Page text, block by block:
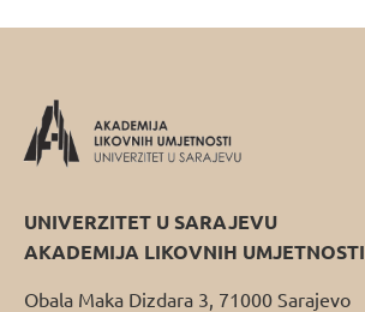
UNIVERZITET U SARAJEVU
AKADEMIJA LIKOVNIH UMJETNOSTI
Obala Maka Dizdara 3, 71000 Sarajevo